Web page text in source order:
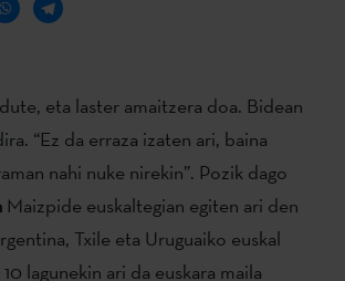
eta laster amaitzera doa. Bidean
“Ez da erraza izaten ari, baina
nahi nuke nirekin”. Pozik dago
Maizpide euskaltegian egiten ari den
Txile eta Uruguaiko euskal
lagunekin ari da euskara maila